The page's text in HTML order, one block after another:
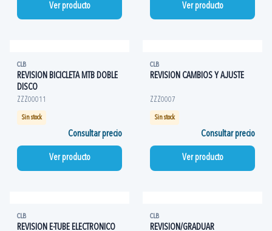
Ver producto Ver producto
CLB
REVISION BICICLETA MTB DOBLE
DISCO
ZZZ00011
Sin stock
Consultar precio
Ver producto
CLB
REVISION CAMBIOS Y AJUSTE
ZZZ0007
Sin stock
Consultar precio
Ver producto
CLB
REVISION E-TUBE ELECTRONICO
CLB
REVISION/GRADUAR